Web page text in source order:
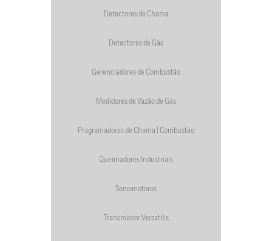
Detectores de Chama
Detectores de Gás
Gerenciadores de Combustão
Medidores de Vazão de Gás
Programadores de Chama | Combustão
Queimadores Industriais
Servomotores
Transmissor Versatilis